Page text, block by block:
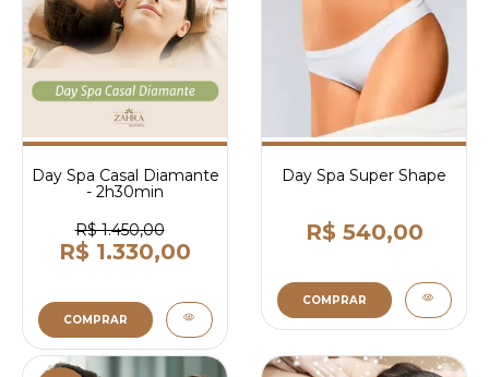
Day Spa Casal Diamante
- 2h30min
R$ 1.450,00
R$ 1.330,00
COMPRAR
Day Spa Super Shape
R$ 540,00
COMPRAR